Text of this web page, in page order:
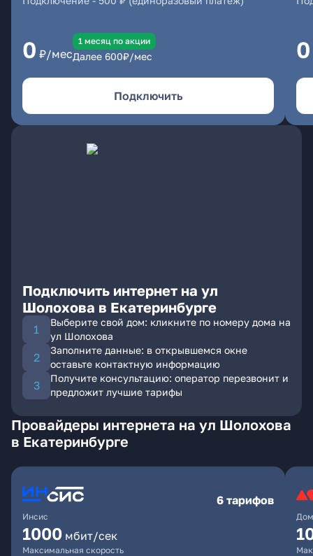
0 ₽/мес
1 месяц по акции
Далее 600₽/мес
Подключить
0
Подключить интернет на ул
Шолохова в Екатеринбурге
Выберите свой дом: кликните по номеру дома на
ул Шолохова
Заполните данные: в открывшемся окне
оставьте контактную информацию
Получите консультацию: оператор перезвонит и
предложит лучшие тарифы
Провайдеры интернета на ул Шолохова
в Екатеринбурге
Инсис
6 тарифов
1000 мбит/сек
Максимальная скорость